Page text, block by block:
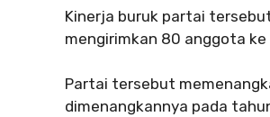
Kinerja buruk partai
mengirimkan 80 anggota
Partai tersebut
dimenangkannya pada